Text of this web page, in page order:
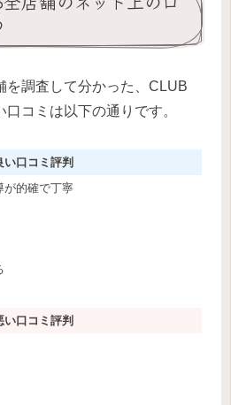
を調査して分かった、CLUB
コミは以下の通りです。
い口コミ評判
が的確で丁寧
い口コミ評判